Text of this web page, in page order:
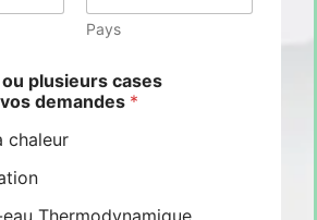
Pays
plusieurs cases
demandes *
chaleur
Thermodynamique